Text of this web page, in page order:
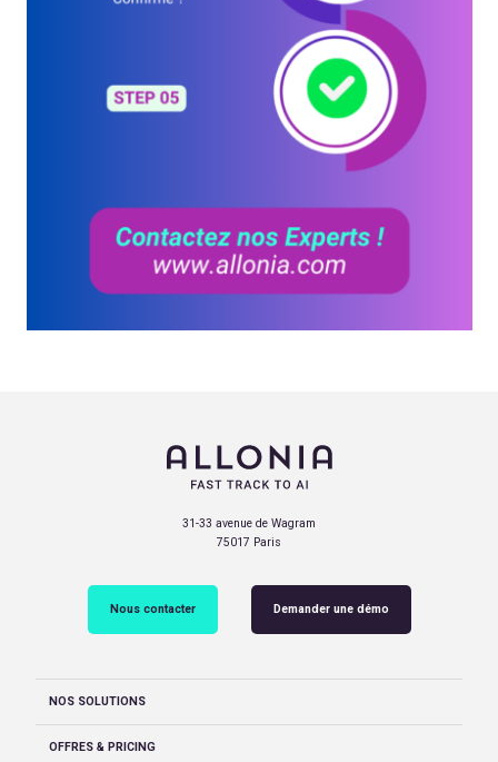
31-33 avenue de Wagram
75017 Paris
Nous contacter Demander une démo
NOS SOLUTIONS
OFFRES & PRICING